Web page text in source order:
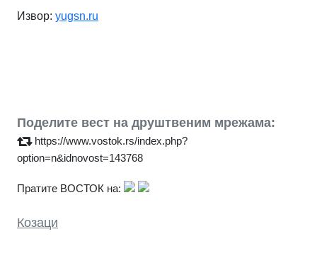
Извор: yugsn.ru
Поделите вест на друштвеним мрежама:
https://www.vostok.rs/index.php?
option=n&idnovost=143768
Пратите ВОСТОК на:
Козаци